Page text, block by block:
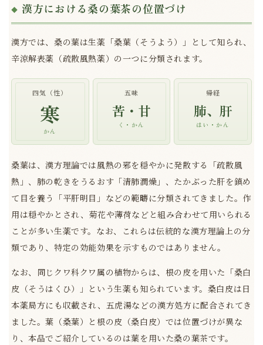
漢方における桑の葉茶の位置づけ
漢方では、桑の葉は生薬「桑葉（そうよう）」として知られ、
辛涼解表薬（疏散風熱薬）の一つに分類されます。
四気（性）
寒
かん
五味
苦・甘
く・かん
帰経
肺、肝
はい・かん
桑葉は、漢方理論では風熱の邪を穏やかに発散する「疏散風
熱」、肺の乾きをうるおす「清肺潤燥」、たかぶった肝を鎮め
て目を養う「平肝明目」などの範疇に分類されてきました。作
用は穏やかとされ、菊花や薄荷などと組み合わせて用いられる
ことが多い生薬です。なお、これらは伝統的な漢方理論上の分
類であり、特定の効能効果を示すものではありません。
なお、同じクワ科クワ属の植物からは、根の皮を用いた「桑白
皮（そうはくひ）」という生薬も知られています。桑白皮は日
本薬局方にも収載され、五虎湯などの漢方処方に配合されてき
ました。葉（桑葉）と根の皮（桑白皮）では位置づけが異な
り、本品でご紹介しているのは葉を用いた桑の葉茶です。